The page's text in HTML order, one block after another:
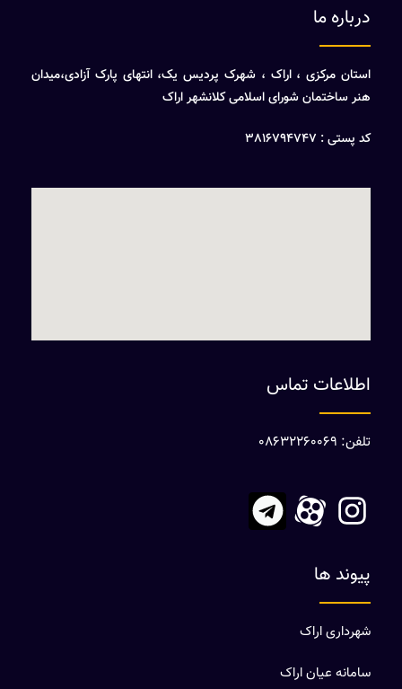
درباره ما
استان مرکزی ، اراک ، شهرک پردیس یک، انتهای پارک آزادی،میدان
هنر ساختمان شورای اسلامی کلانشهر اراک
کد پستی : 3816794747
اطلاعات تماس
تلفن: 08632260069
پیوند ها
شهرداری اراک
سامانه عیان اراک